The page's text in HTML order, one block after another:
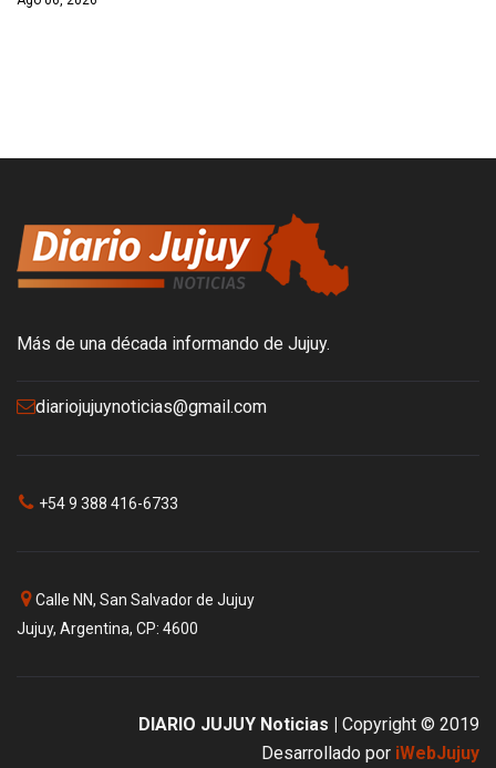
Más de una década informando de Jujuy.
diariojujuynoticias@gmail.com
+54 9 388 416-6733
Calle NN, San Salvador de Jujuy
Jujuy, Argentina, CP: 4600
DIARIO JUJUY Noticias | Copyright © 2019
Desarrollado por iWebJujuy